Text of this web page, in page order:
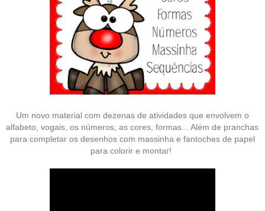
Um novo material com dezenas de atividades que envolvem o
alfabeto, vogais, os números, as cores, formas... Além de pranchas
para completar os desenhos com massinha e fantoches de papel
para colorir e montar!